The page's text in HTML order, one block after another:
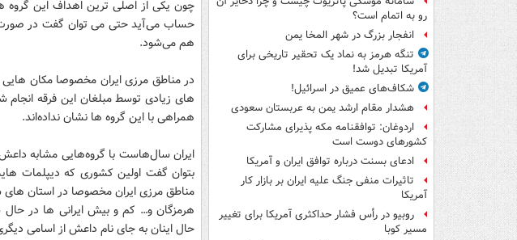
رو به اتمام است؟
انفجار بزرگ در شهر المخا یمن
تنگه هرمز به نماد یک تحقیر تاریخی برای
آمریکا تبدیل شد!
شکاف‌های عمیق در اسرائیل!
هشدار مقام ارشد یمن به عربستان سعودی
اردوغان: توافقنامه مکه پذیرای مشارکت
کشورهای دوست است
ادعای بسنت درباره توافق ایران و آمریکا
تاثیرات منفی جنگ علیه ایران بر بازار کار
آمریکا
روبیو در رأس فشار حداکثری آمریکا برای تغییر
مسیر کوبا
چون یکی از اصلی ترین اهداف این
حساب می‌آید حتی می توان گفت در صورت
هم می‌شود.
در مناطق مرزی ایران مخصوصا مکان
های زیادی توسط مبلغان این فرقه
همراهی با این گروه ها نشان نداده‌اند.
ایران سال‌هاست با گروه‌هایی مشابه
بتوان گفت اولین کشوری که دیپلمات
مناطق مرزی ایران مخصوصا در استان
هرمزگان و… کم و بیش ایرانی ها در حال
حال اینان به جای نام داعش از اسامی